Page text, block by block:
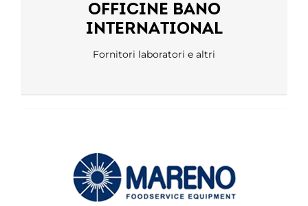
OFFICINE BANO
INTERNATIONAL
Fornitori laboratori e altri